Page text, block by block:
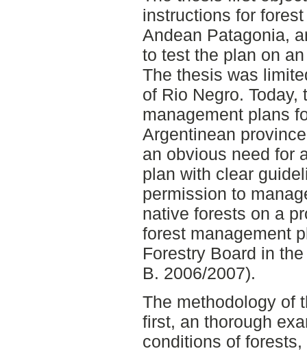
instructions for
Andean Patagonia,
to test the plan on
The thesis was
of Rio Negro.
management plans
Argentinean
an obvious need for
plan with clear
permission to
native forests on a
forest management
Forestry Board in
B. 2006/2007).
The methodology of
first, an thorough
conditions of